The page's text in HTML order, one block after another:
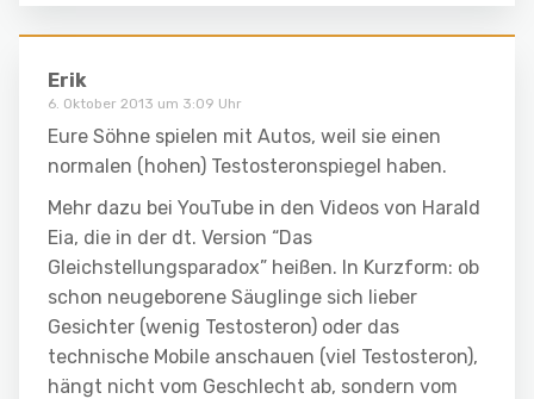
Erik
6. Oktober 2013 um 3:09 Uhr
Eure Söhne spielen mit Autos, weil sie einen
normalen (hohen) Testosteronspiegel haben.
Mehr dazu bei YouTube in den Videos von Harald
Eia, die in der dt. Version “Das
Gleichstellungsparadox” heißen. In Kurzform: ob
schon neugeborene Säuglinge sich lieber
Gesichter (wenig Testosteron) oder das
technische Mobile anschauen (viel Testosteron),
hängt nicht vom Geschlecht ab, sondern vom